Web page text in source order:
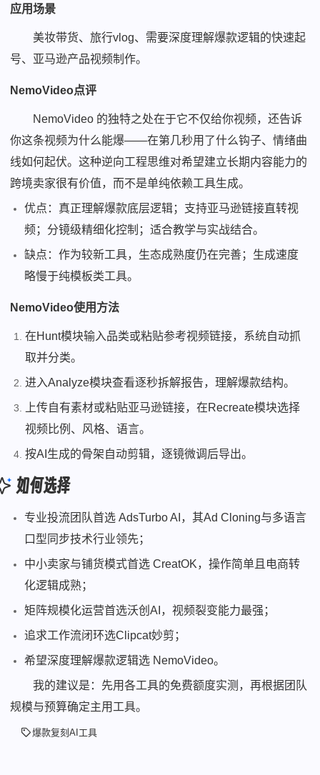
应用场景
美妆带货、旅行vlog、需要深度理解爆款逻辑的快速起
号、亚马逊产品视频制作。
NemoVideo点评
NemoVideo 的独特之处在于它不仅给你视频，还告诉
你这条视频为什么能爆——在第几秒用了什么钩子、情绪曲
线如何起伏。这种逆向工程思维对希望建立长期内容能力的
跨境卖家很有价值，而不是单纯依赖工具生成。
优点：真正理解爆款底层逻辑；支持亚马逊链接直转视
频；分镜级精细化控制；适合教学与实战结合。
缺点：作为较新工具，生态成熟度仍在完善；生成速度
略慢于纯模板类工具。
NemoVideo使用方法
在Hunt模块输入品类或粘贴参考视频链接，系统自动抓
取并分类。
进入Analyze模块查看逐秒拆解报告，理解爆款结构。
上传自有素材或粘贴亚马逊链接，在Recreate模块选择
视频比例、风格、语言。
按AI生成的骨架自动剪辑，逐镜微调后导出。
如何选择
专业投流团队首选 AdsTurbo AI，其Ad Cloning与多语言
口型同步技术行业领先；
中小卖家与铺货模式首选 CreatOK，操作简单且电商转
化逻辑成熟；
矩阵规模化运营首选沃创AI，视频裂变能力最强；
追求工作流闭环选Clipcat妙剪；
希望深度理解爆款逻辑选 NemoVideo。
我的建议是：先用各工具的免费额度实测，再根据团队
规模与预算确定主用工具。
爆款复刻AI工具